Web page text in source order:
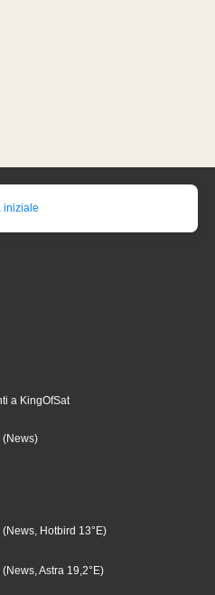
iniziale
a KingOfSat
(News)
Hotbird 13°E)
Astra 19,2°E)